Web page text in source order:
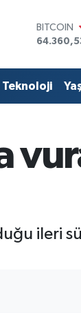
BITCOIN
47,7069
EURO
6574.81
BİST100
Teknoloji
ileri